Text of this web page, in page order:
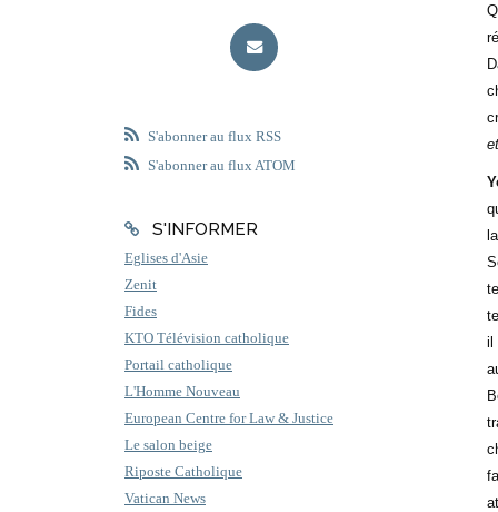
S'abonner au flux RSS
S'abonner au flux ATOM
S'INFORMER
Eglises d'Asie
Zenit
Fides
KTO Télévision catholique
Portail catholique
L'Homme Nouveau
European Centre for Law & Justice
Le salon beige
Riposte Catholique
Vatican News
il